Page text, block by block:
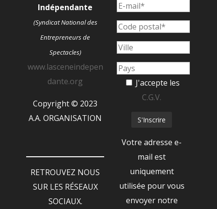
Indépendante
(Syndicat National des
Entrepreneurs de
Spectacles)
www.lasceneindepen
dante.org
Copyright © 2023
A.A. ORGANISATION
RETROUVEZ NOUS
SUR LES RÉSEAUX
SOCIAUX.
J'accepte les
C.G.V.
Votre adresse e-
mail est
uniquement
utilisée pour vous
envoyer notre